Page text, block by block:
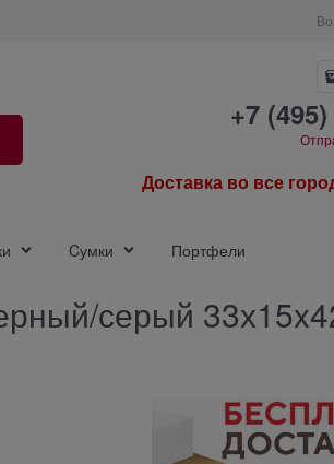
+7
Доставка во все
Cумки Портфели
серый